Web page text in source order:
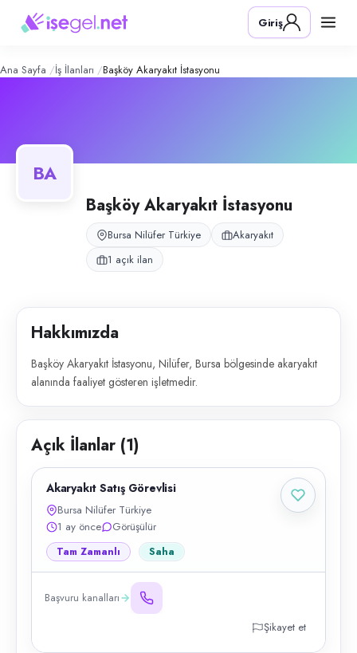
Akaryakıt İstasyonu– Şirket
Konum:
Başköy Akaryakıt İstasyonu, Nilüfer, Bursa bölgesinde akaryakıt
Giriş
Ana Sayfa İş İlanları Başköy Akaryakıt İstasyonu
BA
Başköy Akaryakıt İstasyonu
Bursa Nilüfer Türkiye
Akaryakıt
1 açık ilan
Hakkımızda
Başköy Akaryakıt İstasyonu, Nilüfer, Bursa bölgesinde akaryakıt
alanında faaliyet gösteren işletmedir.
Açık İlanlar (1)
Akaryakıt Satış Görevlisi
Bursa Nilüfer Türkiye
1 ay önce
Görüşülür
Tam Zamanlı Saha
Başvuru kanalları
Şikayet et